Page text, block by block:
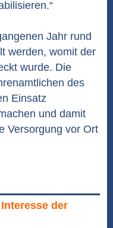
Jahr rund
werden, womit der
wurde. Die
des
Einsatz
und damit
Versorgung vor Ort
der